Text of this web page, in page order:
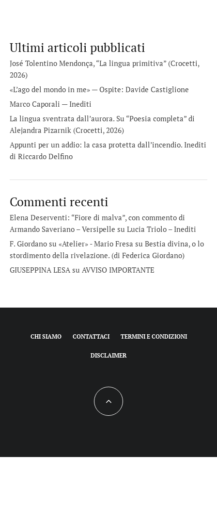
Ultimi articoli pubblicati
José Tolentino Mendonça, “La lingua primitiva” (Crocetti,
2026)
«L’ago del mondo in me» — Ospite: Davide Castiglione
Marco Caporali — Inediti
La lingua sventrata dall’aurora. Su “Poesia completa” di
Alejandra Pizarnik (Crocetti, 2026)
Appunti per un addio: la casa protetta dall’incendio. Inediti
di Riccardo Delfino
Commenti recenti
Elena Deserventi: “Fiore di malva”, con commento di
Armando Saveriano – Versipelle su Lucia Triolo – Inediti
F. Giordano su «Atelier» - Mario Fresa su Bestia divina, o lo
stordimento della rivelazione. (di Federica Giordano)
GIUSEPPINA LESAsu AVVISO IMPORTANTE
CHI SIAMO CONTATTACI TERMINI E CONDIZIONI
DISCLAIMER